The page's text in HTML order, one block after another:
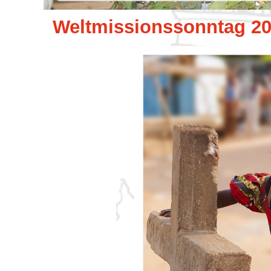
Weltmissionssonntag